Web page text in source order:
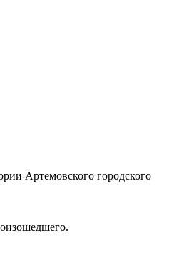
Артемовского городского